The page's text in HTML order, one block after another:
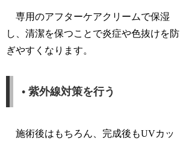
専用のアフターケアクリームで保湿
し、清潔を保つことで炎症や色抜けを防
ぎやすくなります。
• 紫外線対策を行う
施術後はもちろん、完成後もUVカッ